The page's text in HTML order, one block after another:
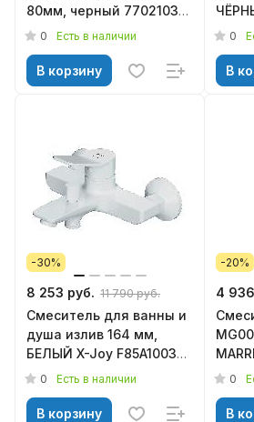
80мм, черный 770210301
Jupiter DAMIXA
0 Есть в наличии
В корзину
AM.PM
0
В
-30%
8 253 руб. 11 790 руб.
Смеситель для ванны и
душа излив 164 мм,
БЕЛЫЙ X-Joy F85A10033,
AM.PM
0 Есть в наличии
В корзину
-20%
4
0
В